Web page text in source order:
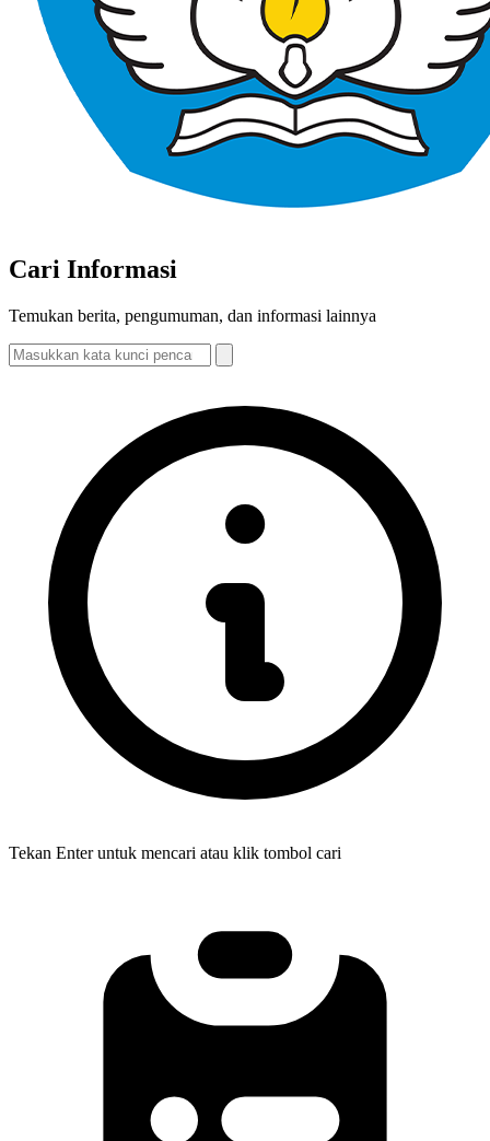
Cari Informasi
Temukan berita, pengumuman, dan informasi lainnya
Tekan Enter untuk mencari atau klik tombol cari